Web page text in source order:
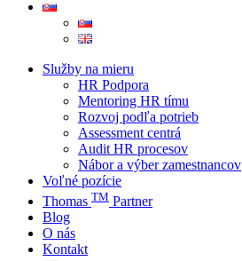
Služby na mieru
HR Podpora
Mentoring HR tímu
Rozvoj podľa potrieb
Assessment centrá
Audit HR procesov
Nábor a výber zamestnancov
Voľné pozície
Thomas TM Partner
Blog
O nás
Kontakt